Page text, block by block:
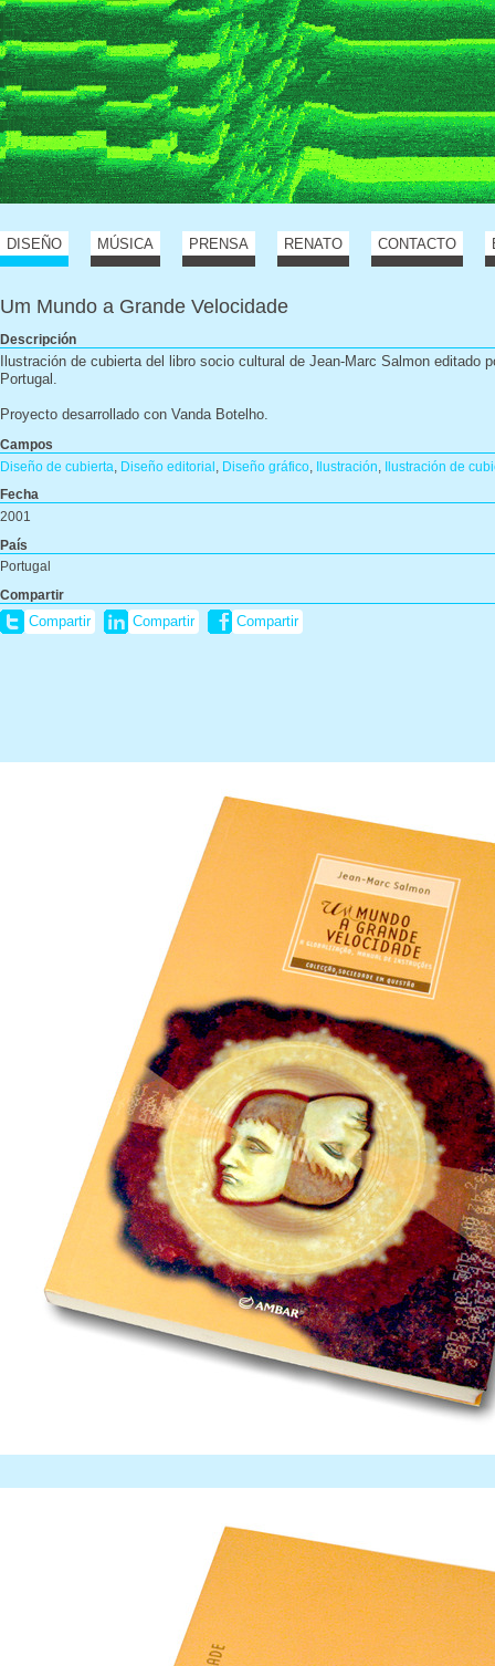
DISEÑO MÚSICA PRENSA RENATO CONTACTO
Um Mundo a Grande Velocidade
Descripción
Ilustración de cubierta del libro socio cultural de Jean-Marc Salmon editado
Portugal.
Proyecto desarrollado con Vanda Botelho.
Campos
Diseño de cubierta
Diseño editorial Diseño gráfico Ilustración
Ilustración de
Fecha
2001
País
Portugal
Compartir
Compartir Compartir Compartir